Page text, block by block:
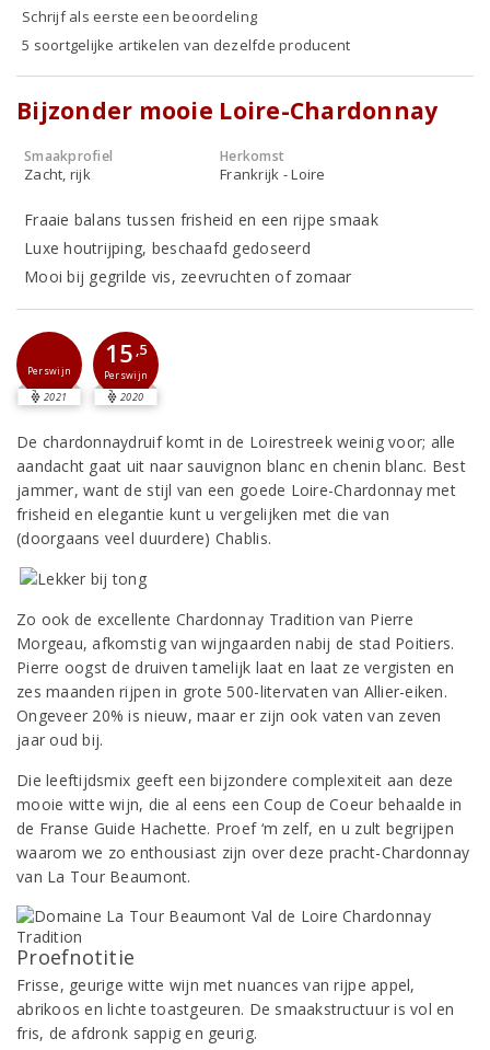
Schrijf als eerste een beoordeling
5 soortgelijke artikelen van dezelfde producent
Bijzonder mooie Loire-Chardonnay
Smaakprofiel
Zacht, rijk
Herkomst
Frankrijk - Loire
Fraaie balans tussen frisheid en een rijpe smaak
Luxe houtrijping, beschaafd gedoseerd
Mooi bij gegrilde vis, zeevruchten of zomaar
Perswijn
2021
15 ,5
Perswijn
2020
De chardonnaydruif komt in de Loirestreek weinig voor; alle
aandacht gaat uit naar sauvignon blanc en chenin blanc. Best
jammer, want de stijl van een goede Loire-Chardonnay met
frisheid en elegantie kunt u vergelijken met die van
(doorgaans veel duurdere) Chablis.
Zo ook de excellente Chardonnay Tradition van Pierre
Morgeau, afkomstig van wijngaarden nabij de stad Poitiers.
Pierre oogst de druiven tamelijk laat en laat ze vergisten en
zes maanden rijpen in grote 500-litervaten van Allier-eiken.
Ongeveer 20% is nieuw, maar er zijn ook vaten van zeven
jaar oud bij.
Die leeftijdsmix geeft een bijzondere complexiteit aan deze
mooie witte wijn, die al eens een Coup de Coeur behaalde in
de Franse Guide Hachette. Proef ‘m zelf, en u zult begrijpen
waarom we zo enthousiast zijn over deze pracht-Chardonnay
van La Tour Beaumont.
Proefnotitie
Frisse, geurige witte wijn met nuances van rijpe appel,
abrikoos en lichte toastgeuren. De smaakstructuur is vol en
fris, de afdronk sappig en geurig.